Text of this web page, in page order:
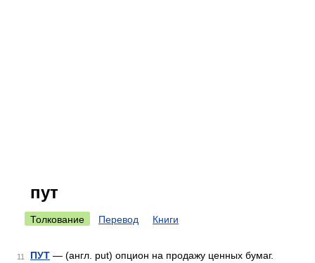
пут
Толкование Перевод Книги
11 ПУТ — (англ. put) опцион на продажу ценных бумаг.